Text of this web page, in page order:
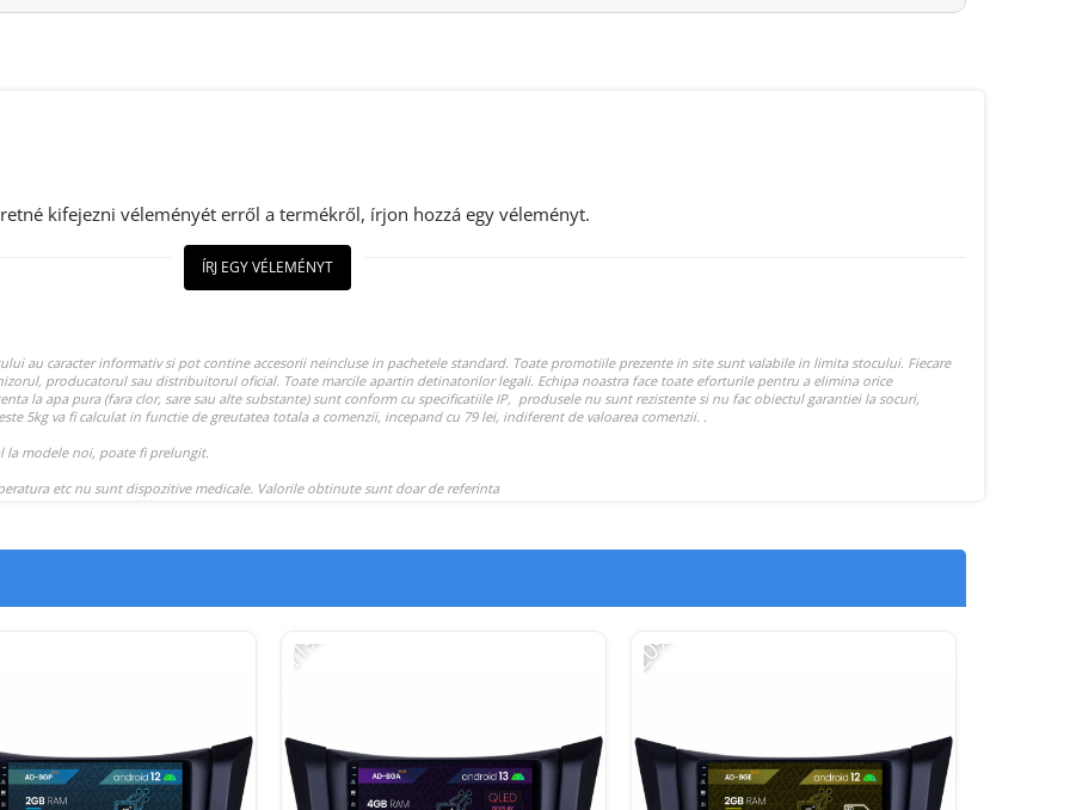
kifejezni véleményét erről a termékről, írjon hozzá egy véleményt.
ÍRJ EGY VÉLEMÉNYT
-11% -20%